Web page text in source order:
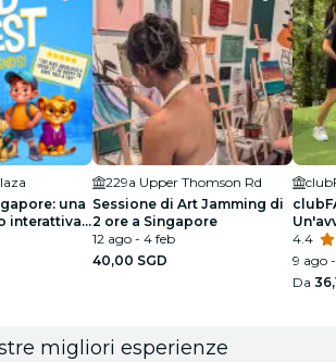
una
interattiva
a 8 anni)
229a Upper Thomson Rd
Sessione di Art Jamming di
2 ore a Singapore
12 ago - 4 feb
40,00 SGD
4.4
9 ago
Da
migliori esperienze